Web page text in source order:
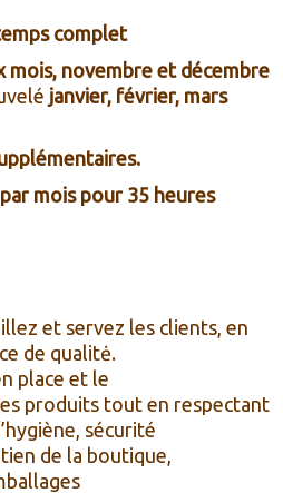
complet
mois, novembre et décembre
janvier, février, mars
mois pour 35 heures
et servez les clients, en
de qualitė.
place et le
produits tout en respectant
sécurité
de la boutique,